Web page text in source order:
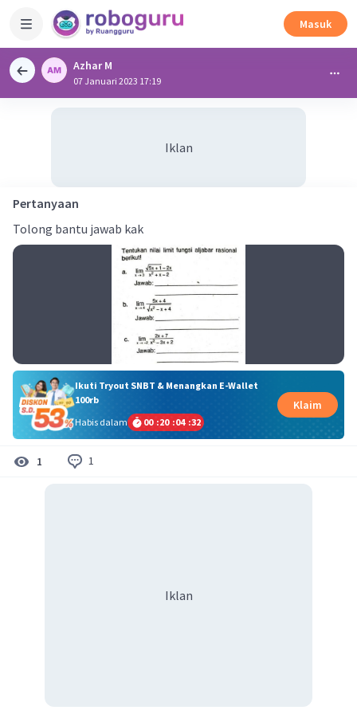
Masuk
Azhar M
07 Januari 2023 17:19
Iklan
Pertanyaan
Tolong bantu jawab kak
Ikuti Tryout SNBT & Menangkan E-Wallet
100rb
Habis dalam
00 :20 :04 :31
Klaim
1 1
Iklan